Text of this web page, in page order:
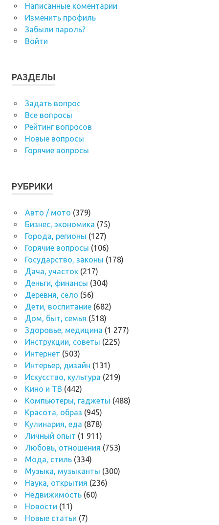
Написанные коментарии
Изменить профиль
Забыли пароль?
Войти
РАЗДЕЛЫ
Задать вопрос
Все вопросы
Рейтинг вопросов
Новые вопросы
Горячие вопросы
РУБРИКИ
Авто / мото (379)
Бизнес, экономика (75)
Города, регионы (127)
Горячие вопросы (106)
Государство, законы (178)
Дача, участок(217)
Деньги, финансы (304)
Деревня, село (56)
Дети, воспитание(682)
Дом, быт, семья (518)
Здоровье, медицина (1 277)
Инструкции, советы (225)
Интернет (503)
Интерьер, дизайн (131)
Искусство, культура (219)
Кино и ТВ (442)
Компьютеры, гаджеты (488)
Красота, образ (945)
Кулинария, еда (878)
Личный опыт (1 911)
Любовь, отношения (753)
Мода, стиль(334)
Музыка, музыканты (300)
Наука, открытия (236)
Недвижимость(60)
Новости (11)
Новые статьи (7)